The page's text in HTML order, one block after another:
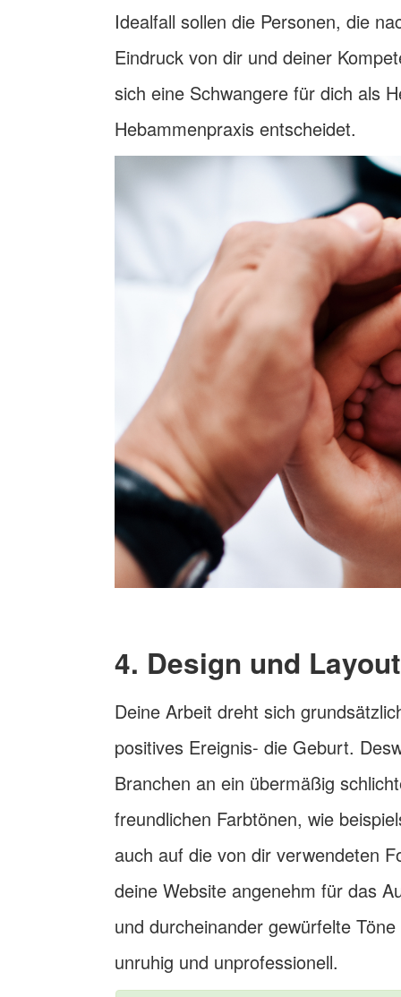
Idealfall sollen die Personen, die
Eindruck von dir und deiner
sich eine Schwangere für dich als
Hebammenpraxis entscheidet.
4. Design und Layout
Deine Arbeit dreht sich
positives Ereignis- die Geburt.
Branchen an ein übermäßig
freundlichen Farbtönen, wie
auch auf die von dir verwendeten
deine Website angenehm für das
und durcheinander gewürfelte
unruhig und unprofessionell.